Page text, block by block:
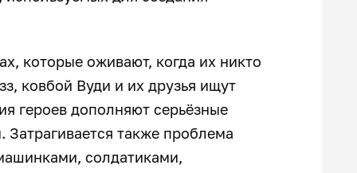
которые оживают, когда их никто
ковбой Вуди и их друзья ищут
героев дополняют серьёзные
также проблема
солдатиками,